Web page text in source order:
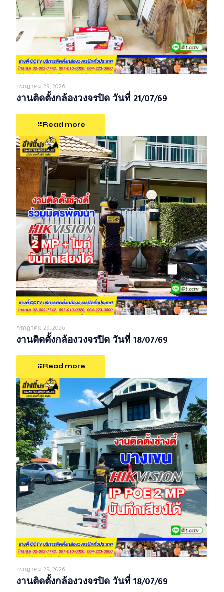
กรกฎาคม 29, 2026
งานติดตั้งกล้องวงจรปิด วันที่ 21/07/69
Read more
กรกฎาคม 29, 2026
งานติดตั้งกล้องวงจรปิด วันที่ 18/07/69
Read more
กรกฎาคม 29, 2026
งานติดตั้งกล้องวงจรปิด วันที่ 18/07/69